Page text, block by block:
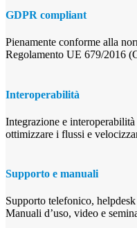
GDPR compliant
Pienamente conforme alla
Regolamento UE 679/2016
Interoperabilità
Integrazione e
ottimizzare i flussi e
Supporto e manuali
Supporto telefonico,
Manuali d’uso, video e